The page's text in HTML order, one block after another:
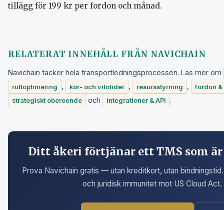
tillägg för 199 kr per fordon och månad.
RELATERAT INNEHÅLL FRÅN NAVICHAIN
Navichain täcker hela transportledningsprocessen. Läs mer om
ruttoptimering , kör- och vilotider , resursstyrning ,
fordon
strategiskt oberoende
och integrationer & API .
Ditt åkeri förtjänar ett TMS som
Prova Navichain gratis — utan kreditkort, utan
och juridisk immunitet mot US Cloud